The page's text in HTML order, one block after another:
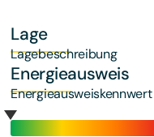
Lage
Lagebeschreibung
Energieausweis
Energieausweiskennwert